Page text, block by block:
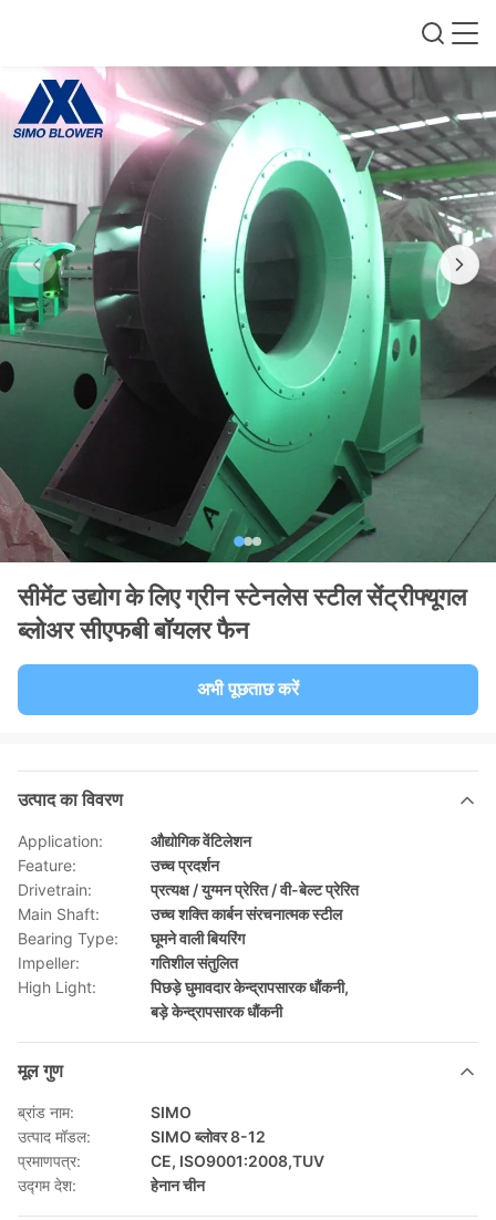
सीमेंट उद्योग के लिए ग्रीन स्टेनलेस स्टील सेंट्रीफ्यूगल
ब्लोअर सीएफबी बॉयलर फैन
अभी पूछताछ करें
उत्पाद का विवरण
Application:
औद्योगिक वेंटिलेशन
Feature:
उच्च प्रदर्शन
Drivetrain:
प्रत्यक्ष / युग्मन प्रेरित / वी-बेल्ट प्रेरित
Main Shaft:
उच्च शक्ति कार्बन संरचनात्मक स्टील
Bearing Type:
घूमने वाली बियरिंग
Impeller:
गतिशील संतुलित
High Light:
पिछड़े घुमावदार केन्द्रापसारक धौंकनी,
बड़े केन्द्रापसारक धौंकनी
मूल गुण
ब्रांड नाम:
SIMO
उत्पाद मॉडल:
SIMO ब्लोवर 8-12
प्रमाणपत्र:
CE, ISO9001:2008,TUV
उद्गम देश:
हेनान चीन